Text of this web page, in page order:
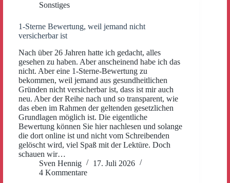
Sonstiges
1-Sterne Bewertung, weil jemand nicht
versicherbar ist
Nach über 26 Jahren hatte ich gedacht, alles
gesehen zu haben. Aber anscheinend habe ich das
nicht. Aber eine 1-Sterne-Bewertung zu
bekommen, weil jemand aus gesundheitlichen
Gründen nicht versicherbar ist, dass ist mir auch
neu. Aber der Reihe nach und so transparent, wie
das eben im Rahmen der geltenden gesetzlichen
Grundlagen möglich ist. Die eigentliche
Bewertung können Sie hier nachlesen und solange
die dort online ist und nicht vom Schreibenden
gelöscht wird, viel Spaß mit der Lektüre. Doch
schauen wir…
Sven Hennig
17. Juli 2026
4 Kommentare